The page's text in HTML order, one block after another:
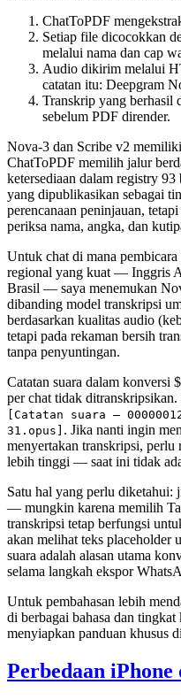
ChatToPDF
Setiap file dicocokkan
melalui nama dan cap
Audio dikirim melalui
catatan itu: Deepgram
Transkrip yang berhasil
sebelum PDF dirender.
Nova-3 dan Scribe v2
ChatToPDF memilih jalur
ketersediaan dalam registry 93
yang dipublikasikan sebagai
perencanaan peninjauan,
periksa nama, angka, dan
Untuk chat di mana pembicara
regional yang kuat — Inggris
Brasil — saya menemukan
dibanding model transkripsi
berdasarkan kualitas audio
tetapi pada rekaman bersih
tanpa penyuntingan.
Catatan suara dalam konversi
per chat tidak
[Catatan suara —
31.opus] . Jika nanti ingin
menyertakan transkripsi,
lebih tinggi — saat ini tidak
Satu hal yang perlu diketahui:
— mungkin karena memilih
transkripsi tetap berfungsi
akan melihat teks placeholder
suara adalah alasan utama
selama langkah ekspor
Untuk pembahasan lebih
di berbagai bahasa dan
menyiapkan panduan khusus di
Perbedaan